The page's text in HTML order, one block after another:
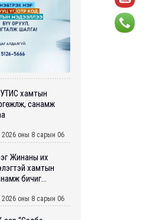
хамтын
санамж
2026 оны 8 сарын 06
Жинаны их
хамтын
бичиг...
2026 оны 8 сарын 06